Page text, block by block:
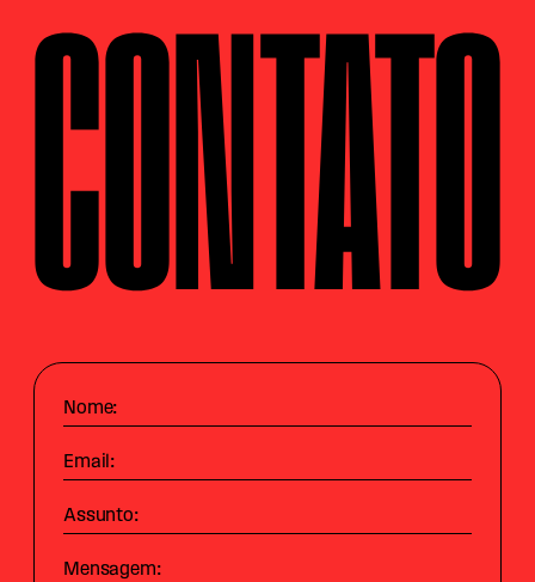
CONTATO
Nome:
Email:
Assunto:
Mensagem: